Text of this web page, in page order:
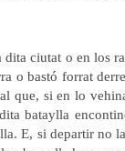
ciutat o en los
o bastó forrat
que, si en lo
bataylla
E, si departir no